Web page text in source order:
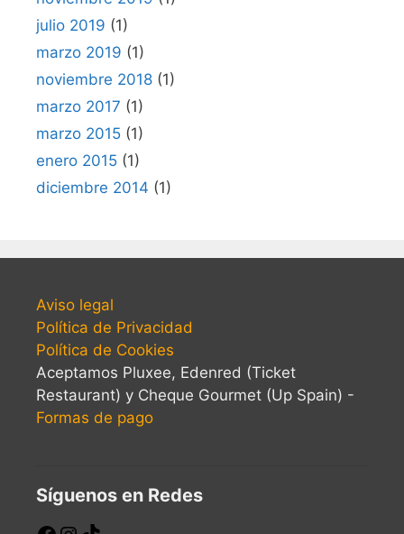
julio 2019 (1)
marzo 2019 (1)
noviembre 2018 (1)
marzo 2017 (1)
marzo 2015 (1)
enero 2015 (1)
diciembre 2014 (1)
Aviso legal
Política de Privacidad
Política de Cookies
Aceptamos Pluxee, Edenred (Ticket
Restaurant) y Cheque Gourmet (Up Spain) -
Formas de pago
Síguenos en Redes